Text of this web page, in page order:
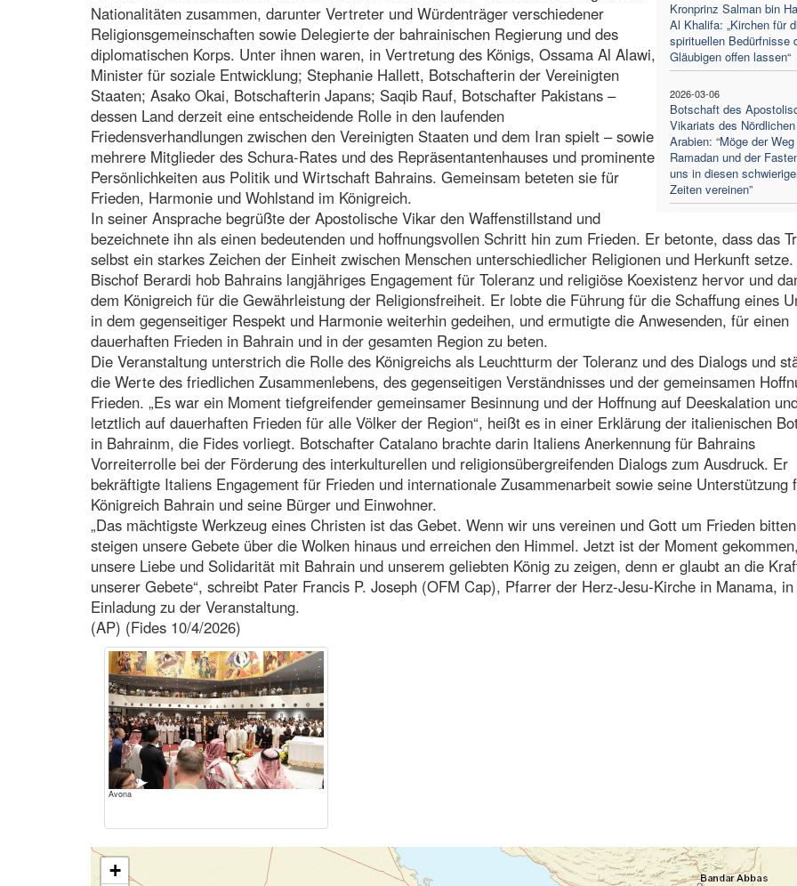
Kronprinz Salman bin
Al Khalifa: „Kirchen für
spirituellen Bedürfnisse
Gläubigen offen lassen“
2026-03-06
Botschaft des
Vikariats des Nördlichen
Arabien: “Möge der
Ramadan und der
uns in diesen
Zeiten vereinen”
Nationalitäten zusammen, darunter Vertreter und Würdenträger verschiedener
Religionsgemeinschaften sowie Delegierte der bahrainischen Regierung und des
diplomatischen Korps. Unter ihnen waren, in Vertretung des Königs, Ossama Al Alawi,
Minister für soziale Entwicklung; Stephanie Hallett, Botschafterin der Vereinigten
Staaten; Asako Okai, Botschafterin Japans; Saqib Rauf, Botschafter Pakistans –
dessen Land derzeit eine entscheidende Rolle in den laufenden
Friedensverhandlungen zwischen den Vereinigten Staaten und dem Iran spielt – sowie
mehrere Mitglieder des Schura-Rates und des Repräsentantenhauses und prominente
Persönlichkeiten aus Politik und Wirtschaft Bahrains. Gemeinsam beteten sie für
Frieden, Harmonie und Wohlstand im Königreich.
In seiner Ansprache begrüßte der Apostolische Vikar den Waffenstillstand und
bezeichnete ihn als einen bedeutenden und hoffnungsvollen Schritt hin zum Frieden. Er betonte, dass das
selbst ein starkes Zeichen der Einheit zwischen Menschen unterschiedlicher Religionen und Herkunft setze.
Bischof Berardi hob Bahrains langjähriges Engagement für Toleranz und religiöse Koexistenz hervor und
dem Königreich für die Gewährleistung der Religionsfreiheit. Er lobte die Führung für die Schaffung eines
in dem gegenseitiger Respekt und Harmonie weiterhin gedeihen, und ermutigte die Anwesenden, für einen
dauerhaften Frieden in Bahrain und in der gesamten Region zu beten.
Die Veranstaltung unterstrich die Rolle des Königreichs als Leuchtturm der Toleranz und des Dialogs und
die Werte des friedlichen Zusammenlebens, des gegenseitigen Verständnisses und der gemeinsamen
Frieden. „Es war ein Moment tiefgreifender gemeinsamer Besinnung und der Hoffnung auf Deeskalation
letztlich auf dauerhaften Frieden für alle Völker der Region“, heißt es in einer Erklärung der italienischen
in Bahrainm, die Fides vorliegt. Botschafter Catalano brachte darin Italiens Anerkennung für Bahrains
Vorreiterrolle bei der Förderung des interkulturellen und religionsübergreifenden Dialogs zum Ausdruck. Er
bekräftigte Italiens Engagement für Frieden und internationale Zusammenarbeit sowie seine Unterstützung
Königreich Bahrain und seine Bürger und Einwohner.
„Das mächtigste Werkzeug eines Christen ist das Gebet. Wenn wir uns vereinen und Gott um Frieden
steigen unsere Gebete über die Wolken hinaus und erreichen den Himmel. Jetzt ist der Moment gekommen,
unsere Liebe und Solidarität mit Bahrain und unserem geliebten König zu zeigen, denn er glaubt an die
unserer Gebete“, schreibt Pater Francis P. Joseph (OFM Cap), Pfarrer der Herz-Jesu-Kirche in Manama,
Einladung zu der Veranstaltung.
(AP) (Fides 10/4/2026)
Avona
+